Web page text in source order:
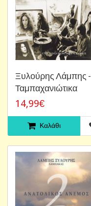
Ξυλούρης Λάμπης -
Ταμπαχανιώτικα
14,99€
Καλάθι